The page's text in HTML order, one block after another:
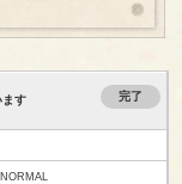
ます 完了
NORMAL